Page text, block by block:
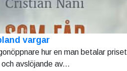
vargar
hur en man betalar priset
avslöjande av...